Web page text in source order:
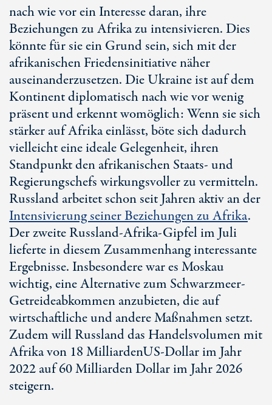
nach wie vor ein Interesse daran, ihre
Beziehungen zu Afrika zu intensivieren. Dies
könnte für sie ein Grund sein, sich mit der
afrikanischen Friedensinitiative näher
auseinanderzusetzen. Die Ukraine ist auf dem
Kontinent diplomatisch nach wie vor wenig
präsent und erkennt womöglich: Wenn sie sich
stärker auf Afrika einlässt, böte sich dadurch
vielleicht eine ideale Gelegenheit, ihren
Standpunkt den afrikanischen Staats- und
Regierungschefs wirkungsvoller zu vermitteln.
Russland arbeitet schon seit Jahren aktiv an der
Intensivierung seiner Beziehungen zu Afrika.
Der zweite Russland-Afrika-Gipfel im Juli
lieferte in diesem Zusammenhang interessante
Ergebnisse. Insbesondere war es Moskau
wichtig, eine Alternative zum Schwarzmeer-
Getreideabkommen anzubieten, die auf
wirtschaftliche und andere Maßnahmen setzt.
Zudem will Russland das Handelsvolumen mit
Afrika von 18 MilliardenUS-Dollarim Jahr
2022 auf60 MilliardenDollar im Jahr 2026
steigern.